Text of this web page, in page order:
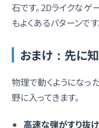
石です。2Dライクなゲ
もよくあるパターンです
おまけ：先に
物理で動くようになっ
野に入ってきます。
高速な弾がすり